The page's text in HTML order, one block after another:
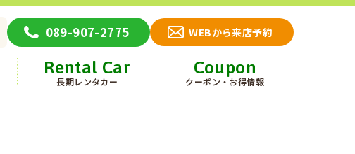
089-907-2775 WEBから来店予約
Rental Car
長期レンタカー
Coupon
クーポン・お得情報